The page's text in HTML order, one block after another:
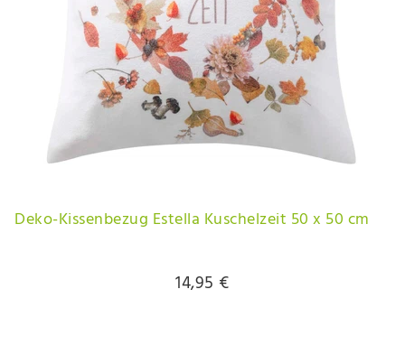
Deko-Kissenbezug Estella Kuschelzeit 50 x 50 cm
14,95 €